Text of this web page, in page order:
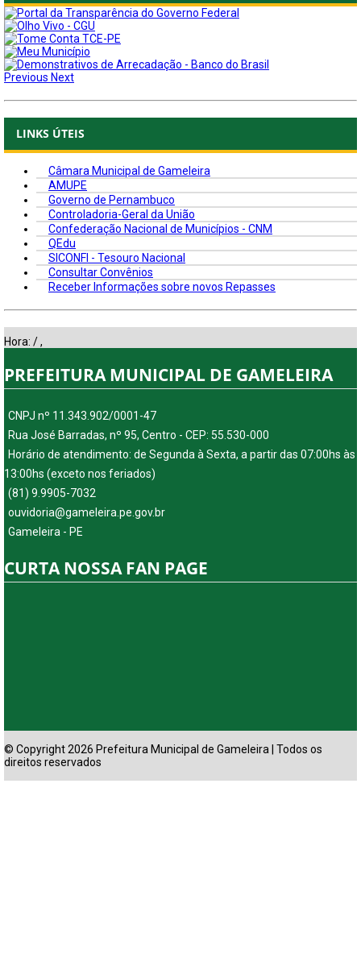
Previous Next
LINKS ÚTEIS
Câmara Municipal de Gameleira
AMUPE
Governo de Pernambuco
Controladoria-Geral da União
Confederação Nacional de Municípios - CNM
QEdu
SICONFI - Tesouro Nacional
Consultar Convênios
Receber Informações sobre novos Repasses
Hora: /,
PREFEITURA MUNICIPAL DE GAMELEIRA
CNPJ nº 11.343.902/0001-47
Rua José Barradas, nº 95, Centro - CEP: 55.530-000
Horário de atendimento: de Segunda à Sexta, a partir das 07:00hs às
13:00hs (exceto nos feriados)
(81) 9.9905-7032
ouvidoria@gameleira.pe.gov.br
Gameleira - PE
CURTA NOSSA FAN PAGE
© Copyright 2026 Prefeitura Municipal de Gameleira | Todos os
direitos reservados